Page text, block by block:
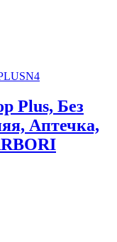
Plus, Без
Аптечка,